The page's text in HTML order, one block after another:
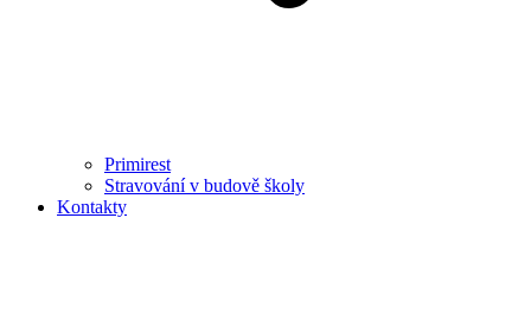
Primirest
Stravování v budově školy
Kontakty